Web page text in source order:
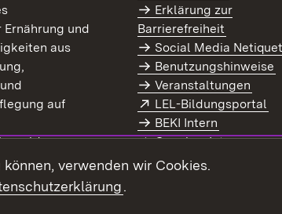
und
aus
auf
(Öffnet in neuem Fenster)
Erklärung zur
Barrierefreiheit
Social Media
Benutzungshinweise
Veranstaltungen
Extern:
LEL-Bildungsportal
BEKI Intern
Coaches Intern
Intranet
verwenden wir Cookies.
.